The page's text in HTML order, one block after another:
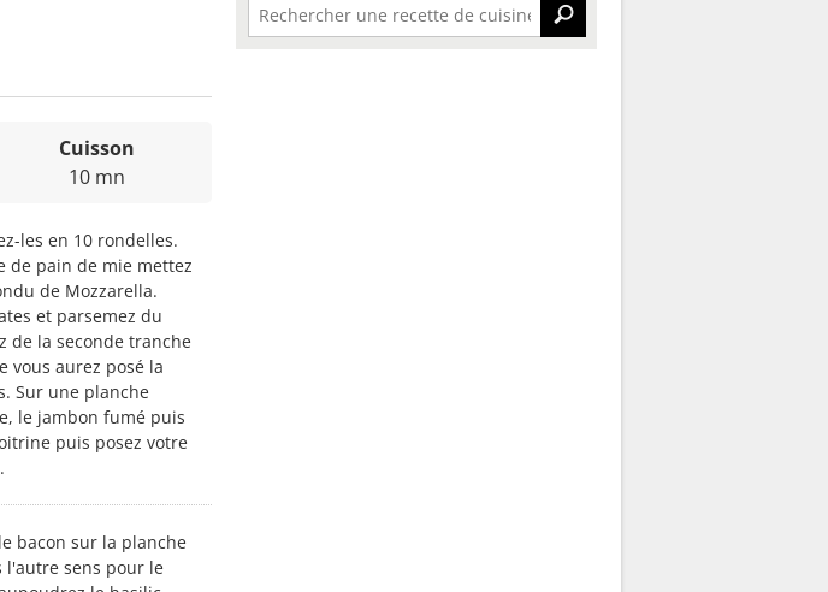
Cuisson
10 mn
les en 10 rondelles.
de pain de mie mettez
de Mozzarella.
et parsemez du
de la seconde tranche
vous aurez posé la
Sur une planche
le jambon fumé puis
puis posez votre
bacon sur la planche
l'autre sens pour le